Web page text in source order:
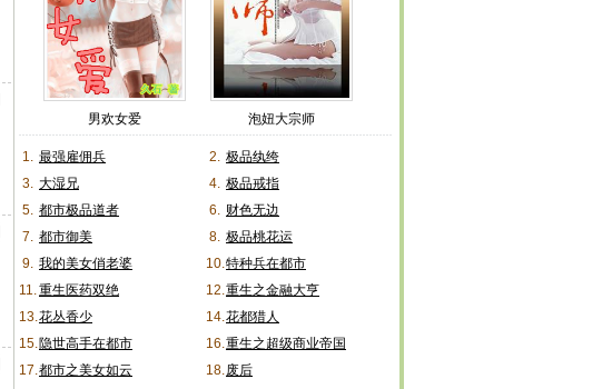
男欢女爱 泡妞大宗师
1. 最强雇佣兵 2. 极品纨绔
3. 大湿兄 4. 极品戒指
5. 都市极品道者 6. 财色无边
7. 都市御美 8. 极品桃花运
9. 我的美女俏老婆 10.特种兵在都市
11.重生医药双绝 12.重生之金融大亨
13.花丛香少 14.花都猎人
15.隐世高手在都市 16.重生之超级商业帝国
17.都市之美女如云 18.废后